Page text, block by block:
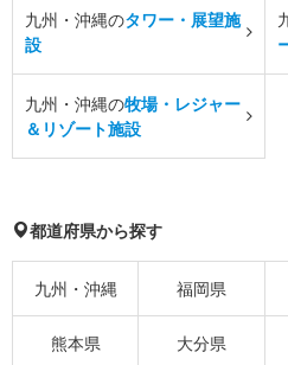
九州・沖縄のタワー・展望施
設
九州・沖縄の牧場・レジャー
＆リゾート施設
都道府県から探す
九州・沖縄 福岡県
熊本県 大分県